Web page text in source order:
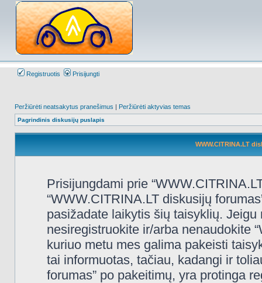
Registruotis Prisijungti
Peržiūrėti neatsakytus pranešimus | Peržiūrėti aktyvias temas
Pagrindinis diskusijų puslapis
WWW.CITRINA.LT
Prisijungdami prie
“WWW.CITRINA.LT diskusijų
pasižadate laikytis šių taisyklių.
nesiregistruokite ir/arba nenaudokite
kuriuo metu mes galima pakeisti
tai informuotas, tačiau, kadangi ir
forumas” po pakeitimų, yra protinga